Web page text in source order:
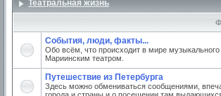
Театральная жизнь
События, люди, факты...
Обо всём, что происходит в мире
Мариинским театром.
Путешествие из Петербурга
Здесь можно обмениваться сообщениями,